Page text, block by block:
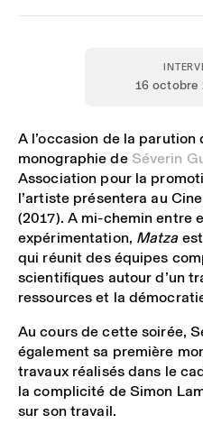
16 octobre
A l’occasion de la
monographie de Séverin
Association pour la
l’artiste présentera au
(2017). A mi-chemin entre
expérimentation, Matza
qui réunit des équipes
scientifiques autour d’un
ressources et la
Au cours de cette soirée,
également sa première
travaux réalisés dans le
la complicité de Simon
sur son travail.